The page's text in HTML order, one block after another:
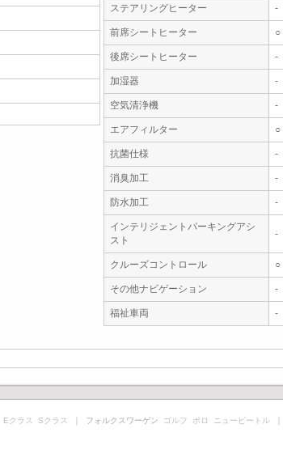
ステアリングヒーター -
前席シートヒーター ○
後席シートヒーター -
加湿器 -
空気清浄機 -
エアフィルター ○
抗菌仕様 -
消臭加工 -
防水加工 -
インテリジェントパーキングアシ
スト
-
クルーズコントロール ○
その他ナビゲーション -
福祉車両
-
Eクラス Sクラス ｜ フォルクスワーゲン ゴルフ ポロ ニュービートル